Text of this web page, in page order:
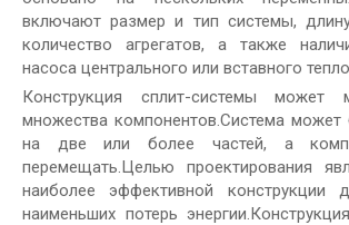
включают размер и тип системы,
количество агрегатов, а также
насоса центрального или вставного
Конструкция сплит-системы может
множества компонентов.Система может
на две или более частей, а
перемещать.Целью проектирования
наиболее эффективной конструкции
наименьших потерь